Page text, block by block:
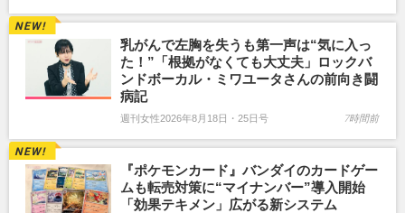
乳がんで左胸を失うも第一声は“気に入っ
た！”「根拠がなくても大丈夫」ロックバ
ンドボーカル・ミワユータさんの前向き闘
病記
週刊女性2026年8月18日・25日号 7時間前
『ポケモンカード』バンダイのカードゲー
ムも転売対策に“マイナンバー”導入開始
「効果テキメン」広がる新システム